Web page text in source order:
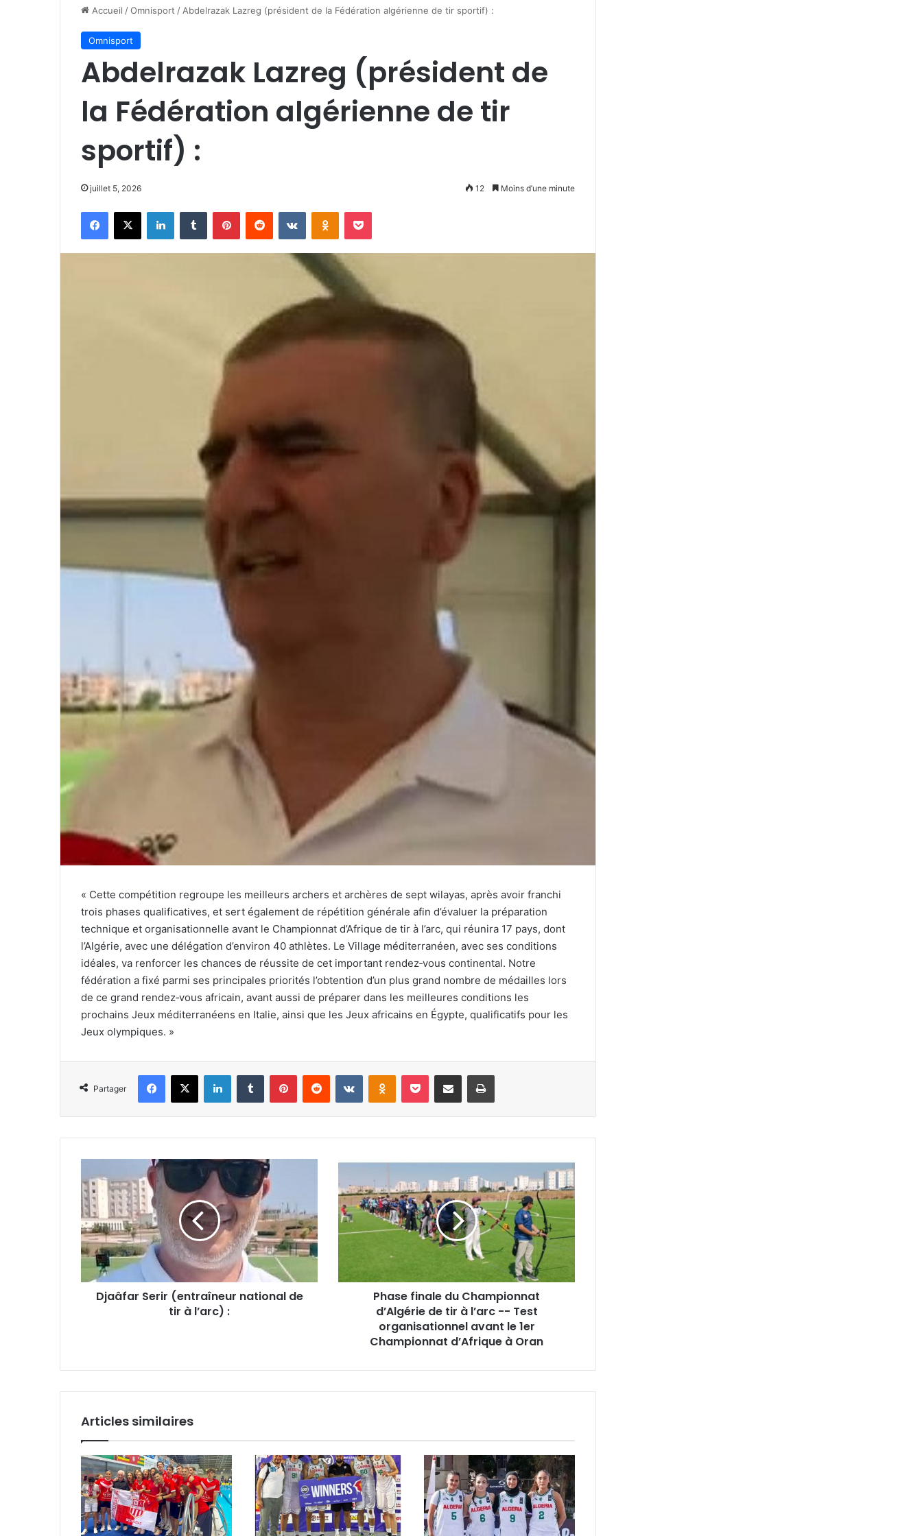
Accueil /Omnisport / Abdelrazak Lazreg (président de la Fédération algérienne de tir sportif) :
Omnisport
Abdelrazak Lazreg (président de
la Fédération algérienne de tir
sportif) :
juillet 5, 2026 12 Moins d’une minute
Facebook
X LinkedinTumblr PinterestReddit VKontakteOdnoklassniki
Pocket
« Cette compétition regroupe les meilleurs archers et archères de sept wilayas, après avoir franchi
trois phases qualificatives, et sert également de répétition générale afin d’évaluer la préparation
technique et organisationnelle avant le Championnat d’Afrique de tir à l’arc, qui réunira 17 pays, dont
l’Algérie, avec une délégation d’environ 40 athlètes. Le Village méditerranéen, avec ses conditions
idéales, va renforcer les chances de réussite de cet important rendez‑vous continental. Notre
fédération a fixé parmi ses principales priorités l’obtention d’un plus grand nombre de médailles lors
de ce grand rendez‑vous africain, avant aussi de préparer dans les meilleures conditions les
prochains Jeux méditerranéens en Italie, ainsi que les Jeux africains en Égypte, qualificatifs pour les
Jeux olympiques. »
Partager
Facebook
X LinkedinTumblr PinterestReddit VKontakteOdnoklassniki
Pocket Partager par email Imprimer
Serir
(entraîneur
national
de
tir
à
l’arc)
:
Djaâfar Serir (entraîneur national de
tir à l’arc) :
Phase
du
Championnat
d’Algérie
de
l’arc
organisationnel
Championnat
Oran
Phase finale du Championnat
d’Algérie de tir à l’arc -- Test
organisationnel avant le 1er
Championnat d’Afrique à Oran
Articles similaires